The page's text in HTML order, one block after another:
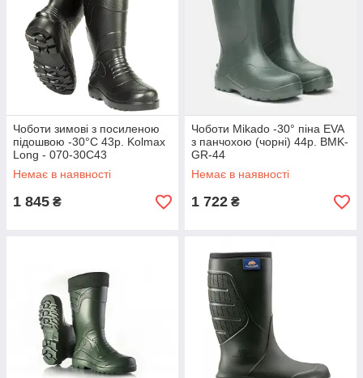
Чоботи зимові з посиленою
підошвою -30°C 43р. Kolmax
Long - 070-30С43
Немає в наявності
1 845 ₴
Чоботи Mikado -30° піна EVA
з панчохою (чорні) 44р. BMK-
GR-44
Немає в наявності
1 722 ₴